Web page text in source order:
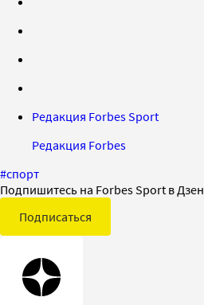
Редакция Forbes Sport
Редакция Forbes
#спорт
Подпишитесь на Forbes Sport в Дзен
Подписаться